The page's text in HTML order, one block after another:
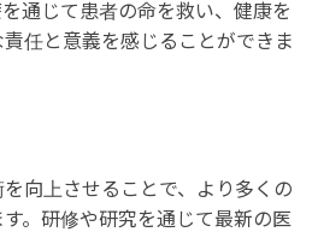
通じて患者の命を救い、健康を
任と意義を感じることができま
向上させることで、より多くの
。研修や研究を通じて最新の医